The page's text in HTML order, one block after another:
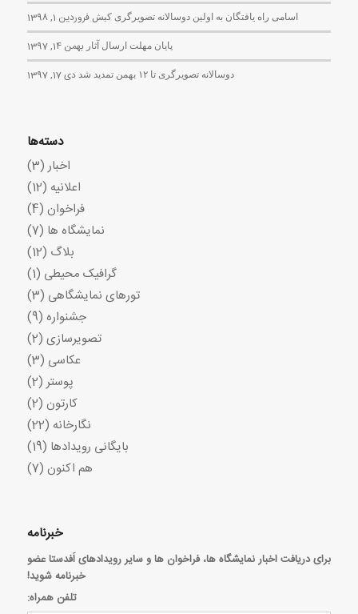
اسامی راه یافتگان به اولین دوسالانه تصویرگری کیش فروردین 1, 1398
پایان مهلت ارسال آثار بهمن 14, 1397
دوسالانه تصویرگری تا ۱۲ بهمن تمدید شد دی 17, 1397
دسته‌ها
اخبار (3)
اعلانیه (12)
فراخوان (4)
نمایشگاه ها (7)
بلاگ (12)
گرافیک محیطی (1)
تورهای نمایشگاهی (3)
جشنواره (9)
تصویرسازی (2)
عکاسی (3)
پوستر (2)
کارتون (2)
نگارخانه (22)
بایگانی رویدادها (19)
هم اکنون (7)
خبرنامه
برای دریافت اخبار نمایشگاه ها، فراخوان ها و سایر رویدادهای اَفدستا عضو
خبرنامه شوید!
تلفن همراه: